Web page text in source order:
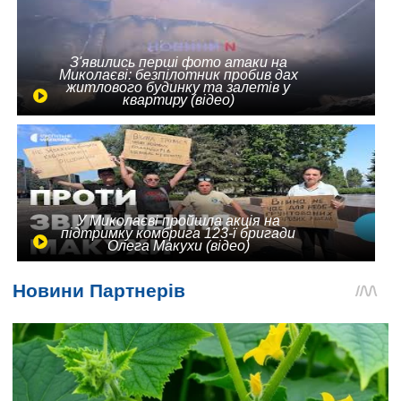
З'явились перші фото атаки на
Миколаєві: безпілотник пробив дах
житлового будинку та залетів у
квартиру (відео)
У Миколаєві пройшла акція на
підтримку комбрига 123-ї бригади
Олега Макухи (відео)